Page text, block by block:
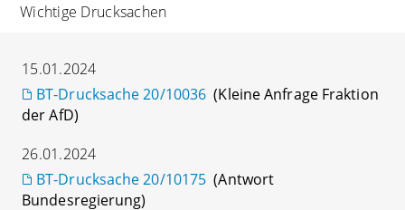
Wichtige Drucksachen
15.01.2024
BT-Drucksache 20/10036 (Kleine Anfrage Fraktion
der AfD)
26.01.2024
BT-Drucksache 20/10175 (Antwort
Bundesregierung)